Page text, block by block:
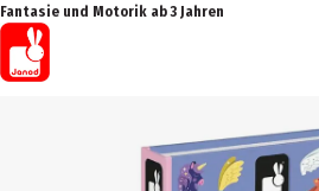
Fantasie und Motorik ab 3 Jahren